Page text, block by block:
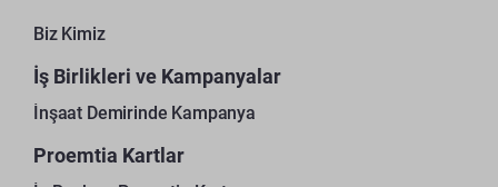
Biz Kimiz
İş Birlikleri ve Kampanyalar
İnşaat Demirinde Kampanya
Proemtia Kartlar